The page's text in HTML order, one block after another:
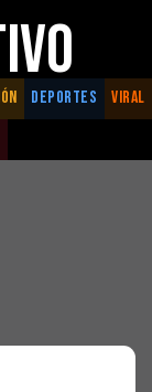
DEPORTES
VIRAL